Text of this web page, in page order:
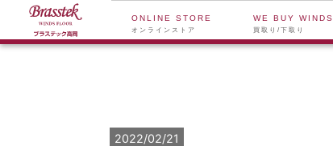
ONLINE STORE
オンラインストア
WE BUY WINDS
買取り/下取り
2022/02/21